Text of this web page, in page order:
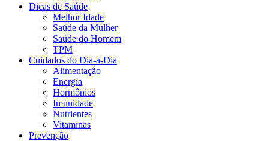
Dicas de Saúde
Melhor Idade
Saúde da Mulher
Saúde do Homem
TPM
Cuidados do Dia-a-Dia
Alimentação
Energia
Hormônios
Imunidade
Nutrientes
Vitaminas
Prevenção